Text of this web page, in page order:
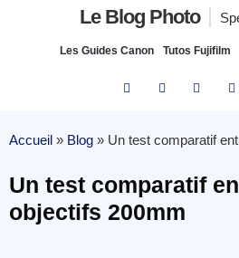
Le Blog Photo
Les Guides Canon Tutos Fujifilm
Accueil » Blog » Un test comparatif
Un test comparatif
objectifs 200mm